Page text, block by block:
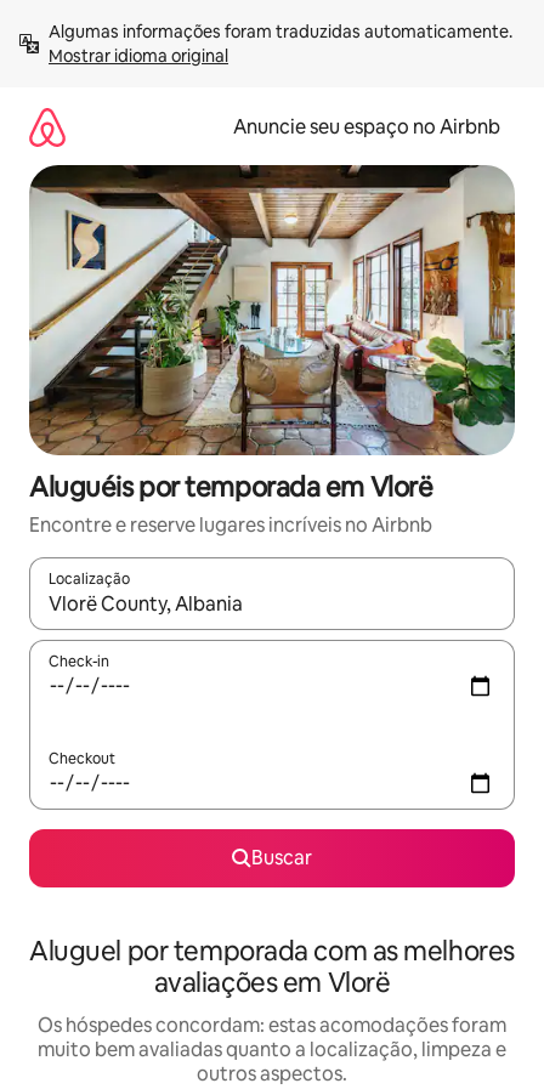
para
Mostrar idioma original
Anuncie seu espaço no Airbnb
Aluguéis por temporada em Vlorë
Encontre e reserve lugares incríveis no Airbnb
Localização
Quando os resultados estiverem disponíveis, explore-os
Check-in
Checkout
Buscar
Aluguel por temporada com as melhores
avaliações em Vlorë
Os hóspedes concordam: estas acomodações foram
muito bem avaliadas quanto a localização, limpeza e
outros aspectos.